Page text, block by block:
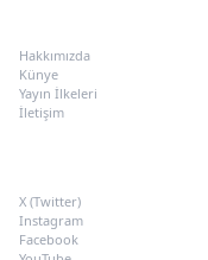
Hakkımızda
Künye
Yayın İlkeleri
İletişim
X (Twitter)
Instagram
Facebook